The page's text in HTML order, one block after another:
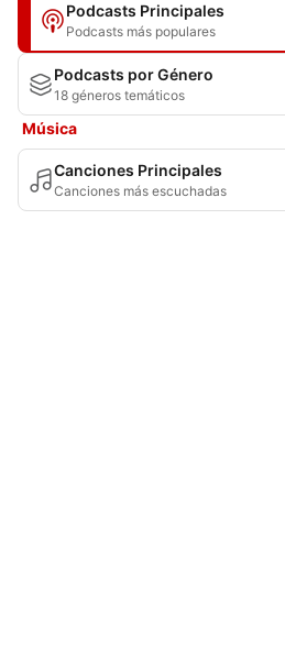
Podcasts Principales
Podcasts más populares
Podcasts por Género
18 géneros temáticos
Música
Canciones Principales
Canciones más escuchadas